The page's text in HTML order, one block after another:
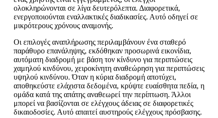
ολοκληρώνονται σε λίγα δευτερόλεπτα. Διαφορετικά,
ενεργοποιούνται εναλλακτικές διαδικασίες. Αυτό οδηγεί σε
μικρότερους χρόνους αναμονής.
Οι επιλογές αναπλήρωσης περιλαμβάνουν ένα σταθερό
παράθυρο επανάληψης, εκδόθηκαν προσωρινά εικονίδια,
αυτόματη διαδρομή με βάση τον κίνδυνο για περιπτώσεις
χαμηλού κινδύνου, χειροκίνητη αναθεώρηση για περιπτώσεις
υψηλού κινδύνου. Όταν η κύρια διαδρομή αποτύχει,
αποθηκεύστε ελάχιστα δεδομένα, κρύψτε ευαίσθητα πεδία, η
ομάδα κατά της απάτης αναθεωρεί την περίπτωση. Άλλοι
μπορεί να βασίζονται σε ελέγχους άδειας σε διαφορετικές
δικαιοδοσίες. Αυτό απαιτεί αυστηρούς ελέγχους πρόσβασης.